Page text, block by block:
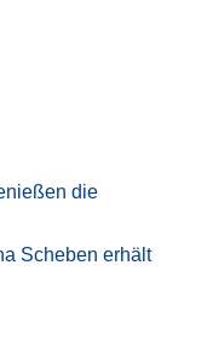
die
Scheben erhält